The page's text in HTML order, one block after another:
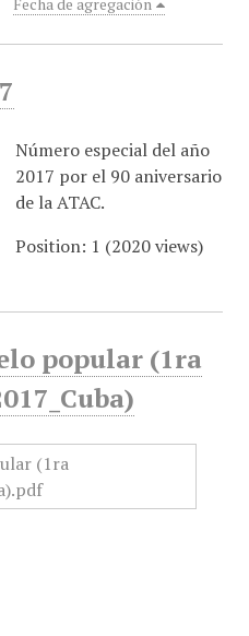
Número especial del año
2017 por el 90 aniversario
de la ATAC.
Position: 1 (2020views)
popular (1ra